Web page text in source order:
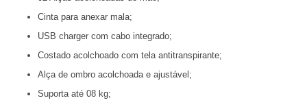
Cinta para anexar mala;
USB charger com cabo integrado;
Costado acolchoado com tela antitranspirante;
Alça de ombro acolchoada e ajustável;
Suporta até 08 kg;